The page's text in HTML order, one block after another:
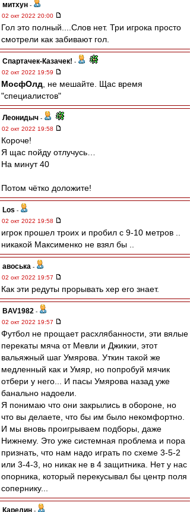
митхун -
02 окт 2022 20:00
Гол это полный....Слов нет. Три игрока просто
смотрели как забивают гол.
Спартачек-Казачек! -
02 окт 2022 19:59
МосфОлд , не мешайте. Щас время
"специалистов"
Леонидыч -
02 окт 2022 19:58
Короче!
Я щас пойду отлучусь…
На минут 40
Потом чётко доложите!
Los -
02 окт 2022 19:58
игрок прошел троих и пробил с 9-10 метров ..
никакой Максименко не взял бы ..
авоська -
02 окт 2022 19:57
Как эти редуты прорывать хер его знает.
BAV1982 -
02 окт 2022 19:57
Футбол не прощает расхлябанности, эти вялые
перекаты мяча от Мевли и Джикии, этот
вальяжный шаг Умярова. Уткин такой же
медленный как и Умяр, но попробуй мячик
отбери у него... И пасы Умярова назад уже
банально надоели.
Я понимаю что они закрылись в обороне, но
что вы делаете, что бы им было некомфортно.
И мы вновь проигрываем подборы, даже
Нижнему. Это уже системная проблема и пора
признать, что нам надо играть по схеме 3-5-2
или 3-4-3, но никак не в 4 защитника. Нет у нас
опорника, который перекусывал бы центр поля
сопернику...
Карелин -